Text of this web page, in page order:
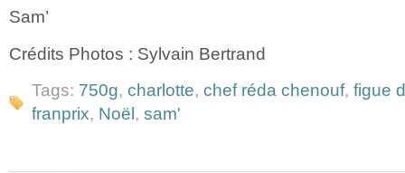
Sam’
Crédits Photos : Sylvain Bertrand
Tags: 750g, charlotte, chef réda chenouf, figue
franprix, Noël , sam'